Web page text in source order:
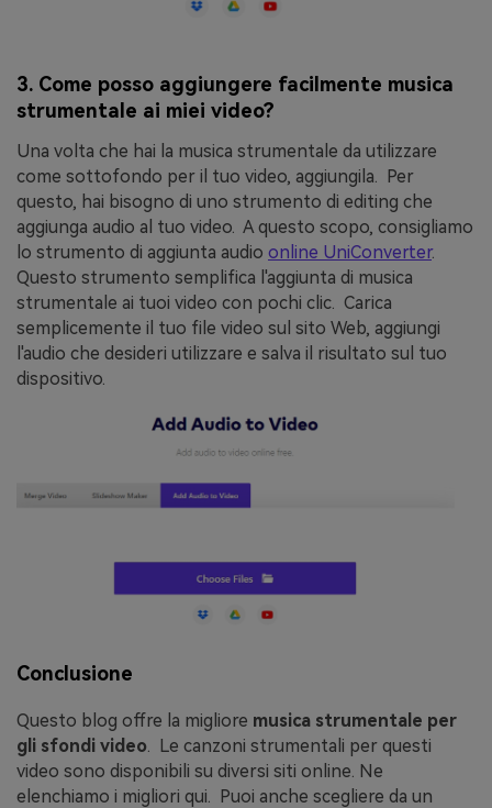
3. Come posso aggiungere facilmente musica
strumentale ai miei video?
Una volta che hai la musica strumentale da utilizzare
come sottofondo per il tuo video, aggiungila. Per
questo, hai bisogno di uno strumento di editing che
aggiunga audio al tuo video. A questo scopo, consigliamo
lo strumento di aggiunta audio online UniConverter.
Questo strumento semplifica l'aggiunta di musica
strumentale ai tuoi video con pochi clic. Carica
semplicemente il tuo file video sul sito Web, aggiungi
l'audio che desideri utilizzare e salva il risultato sul tuo
dispositivo.
Conclusione
Questo blog offre la migliore musica strumentale per
gli sfondi video . Le canzoni strumentali per questi
video sono disponibili su diversi siti online. Ne
elenchiamo i migliori qui. Puoi anche scegliere da un